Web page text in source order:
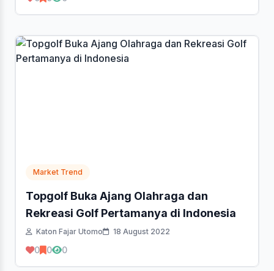
Market Trend
Topgolf Buka Ajang Olahraga dan
Rekreasi Golf Pertamanya di Indonesia
Katon Fajar Utomo 18 August 2022
0 0 0